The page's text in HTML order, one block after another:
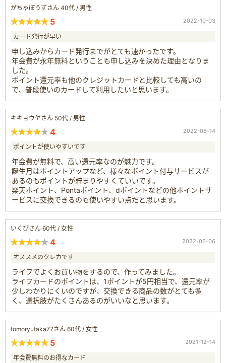
がちゃぼうずさん 40代 / 男性
5 2022-10-03
カード発行が早い
申し込みからカード発行までがとても速かったです。
年会費が永年無料ということも申し込みを決めた理由となりま
した。
ポイント還元率も他のクレジットカードと比較しても高いの
で、普段使いのカードして利用したいと思います。
キキョウヤさん 50代 / 男性
4 2022-06-14
ポイントが使いやすいです
年会費が無料で、高い還元率なのが魅力です。
誕生月はポイントアップなど、様々なポイント付与サービスが
あるのもポイントが貯まりやすくていいです。
楽天ポイント、Pontaポイント、dポイントなどの他ポイントサ
ービスに交換できるのも使いやすい点だと思います。
いくぴさん 60代 / 女性
4 2022-06-06
オススメのクレカです
ライフでよくお買い物をするので、作ってみました。
ライフカードのポイントは、1ポイントが5円相当で、還元率が
少しわかりにくいのですが、交換できる商品の数がとても多
く、選択肢がたくさんあるのがいいなと思います。
tomoryutaka77さん 60代 / 女性
5 2021-12-14
年会費無料のお得なカード